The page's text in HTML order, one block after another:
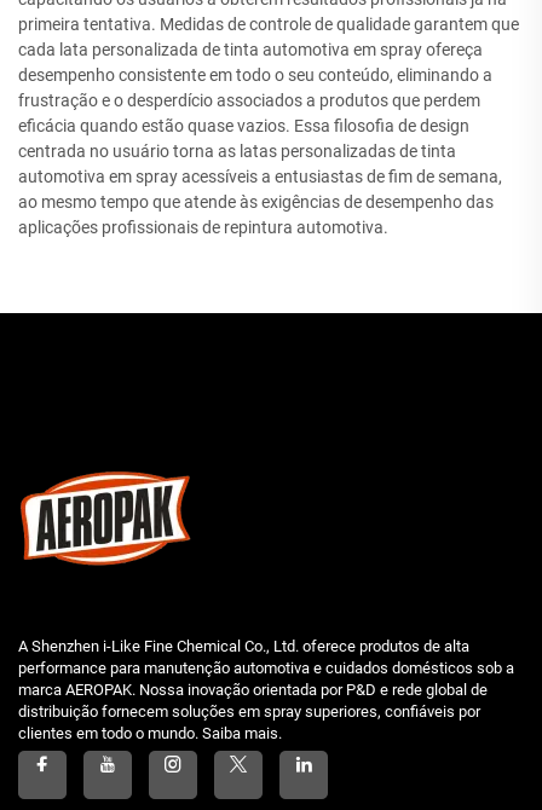
primeira tentativa. Medidas de controle de qualidade garantem que
cada lata personalizada de tinta automotiva em spray ofereça
desempenho consistente em todo o seu conteúdo, eliminando a
frustração e o desperdício associados a produtos que perdem
eficácia quando estão quase vazios. Essa filosofia de design
centrada no usuário torna as latas personalizadas de tinta
automotiva em spray acessíveis a entusiastas de fim de semana,
ao mesmo tempo que atende às exigências de desempenho das
aplicações profissionais de repintura automotiva.
A Shenzhen i-Like Fine Chemical Co., Ltd. oferece produtos de alta
performance para manutenção automotiva e cuidados domésticos sob a
marca AEROPAK. Nossa inovação orientada por P&D e rede global de
distribuição fornecem soluções em spray superiores, confiáveis por
clientes em todo o mundo. Saiba mais.